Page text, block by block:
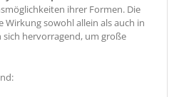
ihrer Formen. Die
Wirkung sowohl allein als auch in
hervorragend, um große